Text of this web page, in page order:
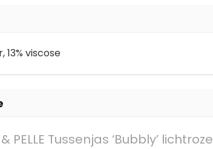
13% viscose
& PELLE Tussenjas ‘Bubbly’ lichtroze